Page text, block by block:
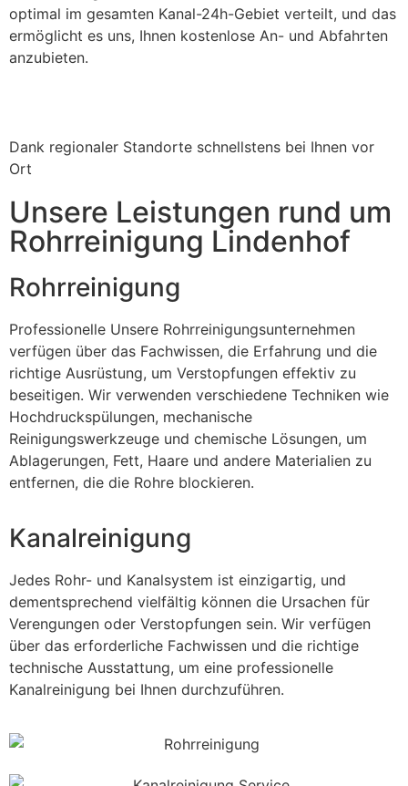
optimal im gesamten Kanal-24h-Gebiet verteilt, und das
ermöglicht es uns, Ihnen kostenlose An- und Abfahrten
anzubieten.
Dank regionaler Standorte schnellstens bei Ihnen vor
Ort
Unsere Leistungen rund um
Rohrreinigung Lindenhof
Rohrreinigung
Professionelle Unsere Rohrreinigungsunternehmen
verfügen über das Fachwissen, die Erfahrung und die
richtige Ausrüstung, um Verstopfungen effektiv zu
beseitigen. Wir verwenden verschiedene Techniken wie
Hochdruckspülungen, mechanische
Reinigungswerkzeuge und chemische Lösungen, um
Ablagerungen, Fett, Haare und andere Materialien zu
entfernen, die die Rohre blockieren.
Kanalreinigung
Jedes Rohr- und Kanalsystem ist einzigartig, und
dementsprechend vielfältig können die Ursachen für
Verengungen oder Verstopfungen sein. Wir verfügen
über das erforderliche Fachwissen und die richtige
technische Ausstattung, um eine professionelle
Kanalreinigung bei Ihnen durchzuführen.